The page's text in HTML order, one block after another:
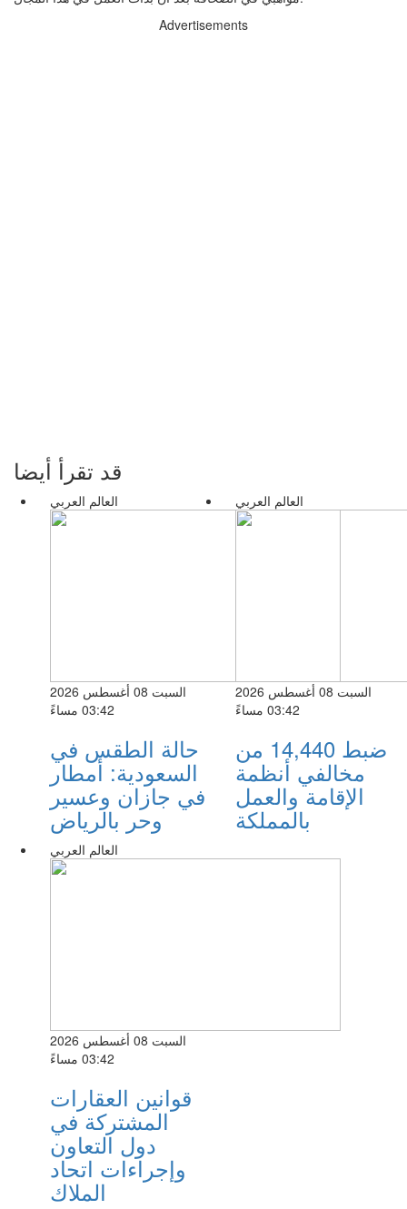
Advertisements
قد تقرأ أيضا
العالم العربي
السبت 08 أغسطس 2026
03:42 مساءً
حالة الطقس في
السعودية: أمطار
في جازان وعسير
وحر بالرياض
العالم العربي
السبت 08 أغسطس 2026
03:42 مساءً
ضبط 14,440 من
مخالفي أنظمة
الإقامة والعمل
بالمملكة
العالم العربي
السبت 08 أغسطس 2026
03:42 مساءً
قوانين العقارات
المشتركة في
دول التعاون
وإجراءات اتحاد
الملاك